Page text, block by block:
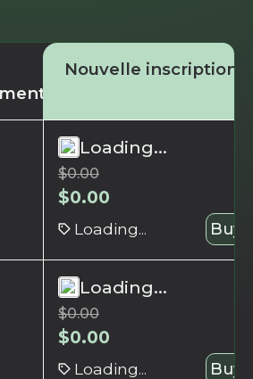
Nouvelle inscription
Loading...
$0.00
$0.00
Loading... Buy
Loading...
$0.00
$0.00
Loading... Buy